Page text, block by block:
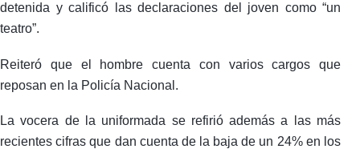
detenida y calificó las declaraciones del joven como “un
teatro”.
Reiteró que el hombre cuenta con varios cargos que
reposan en la Policía Nacional.
La vocera de la uniformada se refirió además a las más
recientes cifras que dan cuenta de la baja de un 24% en los